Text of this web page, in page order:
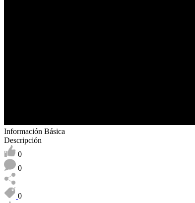
Información Básica
Descripción
0
0
0